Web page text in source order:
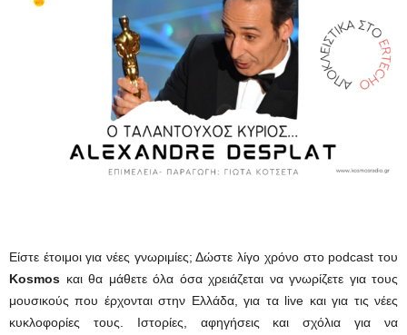
Είστε έτοιμοι για νέες γνωριμίες; Δώστε λίγο χρόνο στο podcast του
Kosmos και θα μάθετε όλα όσα χρειάζεται να γνωρίζετε για τους
μουσικούς που έρχονται στην Ελλάδα, για τα live και για τις νέες
κυκλοφορίες τους. Ιστορίες, αφηγήσεις και σχόλια για να